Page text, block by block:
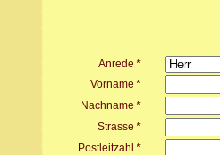
Anrede *
Vorname *
Nachname *
Strasse *
Postleitzahl *